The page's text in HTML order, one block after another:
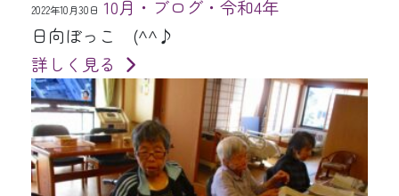
2022年10月30日 10月・ブログ・令和4年
日向ぼっこ (^^♪
詳しく見る